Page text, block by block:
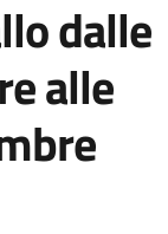
dalle
alle